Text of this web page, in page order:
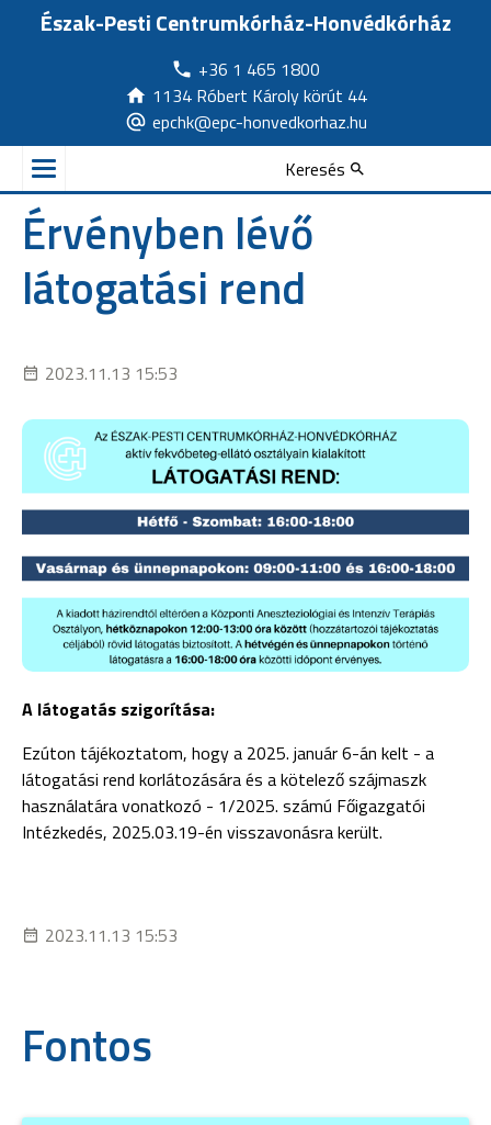
Észak-Pesti Centrumkórház-Honvédkórház
+36 1 465 1800
1134 Róbert Károly körút 44
epchk@epc-honvedkorhaz.hu
Keresés
Érvényben lévő
látogatási rend
2023.11.13 15:53
A látogatás szigorítása:
Ezúton tájékoztatom, hogy a 2025. január 6-án kelt - a
látogatási rend korlátozására és a kötelező szájmaszk
használatára vonatkozó - 1/2025. számú Főigazgatói
Intézkedés, 2025.03.19-én visszavonásra került.
2023.11.13 15:53
Fontos